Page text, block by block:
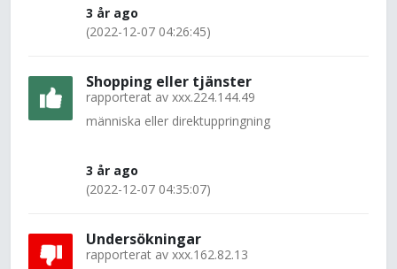
3 år ago
(2022-12-07 04:26:45)
Shopping eller tjänster
rapporterat av xxx.224.144.49
människa eller direktuppringning
3 år ago
(2022-12-07 04:35:07)
Undersökningar
rapporterat av xxx.162.82.13